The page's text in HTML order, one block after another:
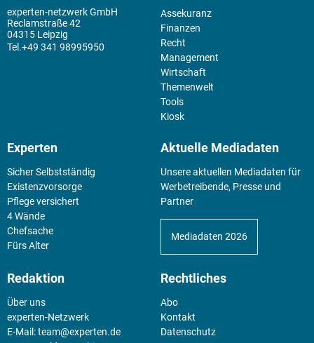
experten-netzwerk GmbH
Reclamstraße 42
04315 Leipzig
+49 341 98995950
Assekuranz
Finanzen
Recht
Management
Wirtschaft
Themenwelt
Tools
Kiosk
Experten
Sicher Selbstständig
Existenz­vorsorge
Pflege versichert
4 Wände
Chefsache
Fürs Alter
Aktuelle Mediadaten
Unsere aktuellen Mediadaten für
Werbetreibende, Presse und
Partner
Mediadaten 2026
Redaktion
Über uns
experten-Netzwerk
E-Mail:team@experten.de
Rechtliches
Abo
Kontakt
Datenschutz